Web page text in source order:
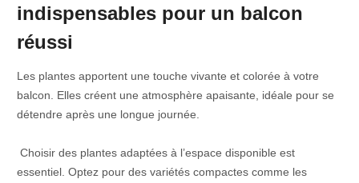
indispensables pour un balcon
réussi
Les plantes apportent une touche vivante et colorée à votre
balcon. Elles créent une atmosphère apaisante, idéale pour se
détendre après une longue journée.
Choisir des plantes adaptées à l’espace disponible est
essentiel. Optez pour des variétés compactes comme les